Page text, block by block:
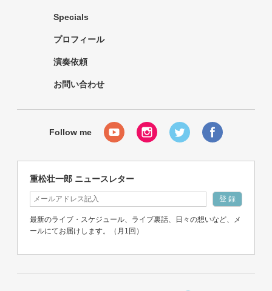
Specials
プロフィール
演奏依頼
お問い合わせ
重松壮一郎 ニュースレター
最新のライブ・スケジュール、ライブ裏話、日々の想いなど、メ
ールにてお届けします。（月1回）